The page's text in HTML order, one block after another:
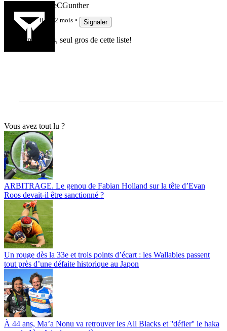
lebonbernieCGunther
il y a 2 mois Signaler
King Louis, seul gros de cette liste!
Vous avez tout lu ?
ARBITRAGE. Le genou de Fabian Holland sur la tête d’Evan
Roos devait-il être sanctionné ?
Un rouge dès la 33e et trois points d’écart : les Wallabies passent
tout près d’une défaite historique au Japon
À 44 ans, Ma’a Nonu va retrouver les All Blacks et ''défier'' le haka